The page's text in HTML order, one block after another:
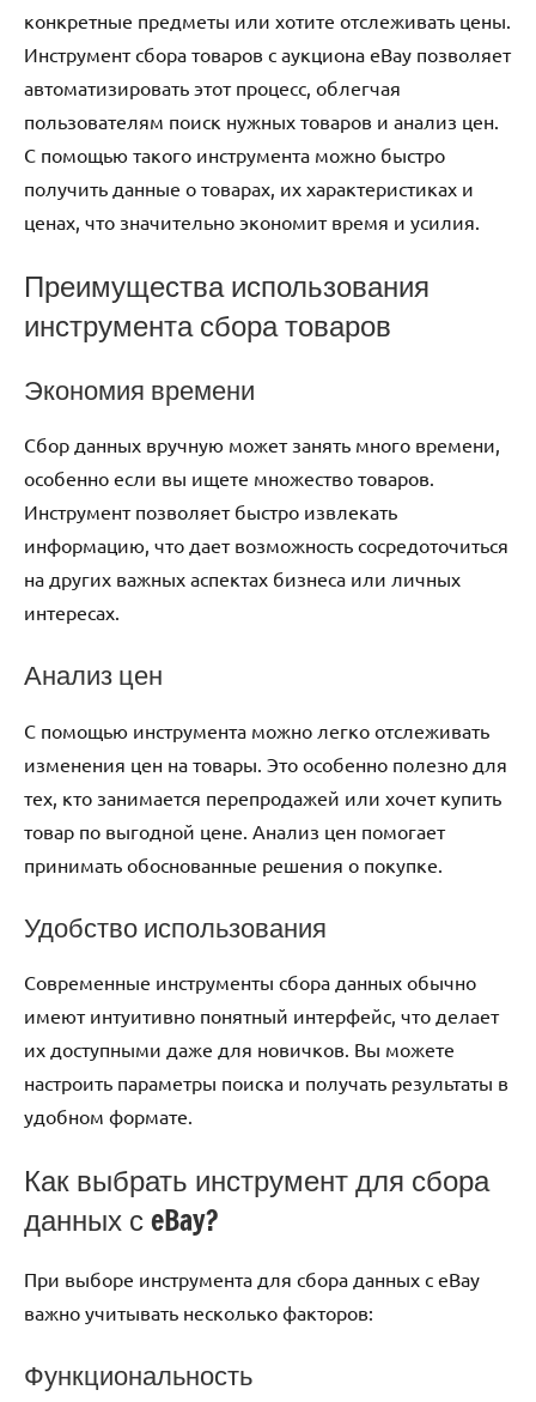
конкретные предметы или хотите отслеживать цены.
Инструмент сбора товаров с аукциона eBay позволяет
автоматизировать этот процесс, облегчая
пользователям поиск нужных товаров и анализ цен.
С помощью такого инструмента можно быстро
получить данные о товарах, их характеристиках и
ценах, что значительно экономит время и усилия.
Преимущества использования
инструмента сбора товаров
Экономия времени
Сбор данных вручную может занять много времени,
особенно если вы ищете множество товаров.
Инструмент позволяет быстро извлекать
информацию, что дает возможность сосредоточиться
на других важных аспектах бизнеса или личных
интересах.
Анализ цен
С помощью инструмента можно легко отслеживать
изменения цен на товары. Это особенно полезно для
тех, кто занимается перепродажей или хочет купить
товар по выгодной цене. Анализ цен помогает
принимать обоснованные решения о покупке.
Удобство использования
Современные инструменты сбора данных обычно
имеют интуитивно понятный интерфейс, что делает
их доступными даже для новичков. Вы можете
настроить параметры поиска и получать результаты в
удобном формате.
Как выбрать инструмент для сбора
данных с eBay?
При выборе инструмента для сбора данных с eBay
важно учитывать несколько факторов:
Функциональность